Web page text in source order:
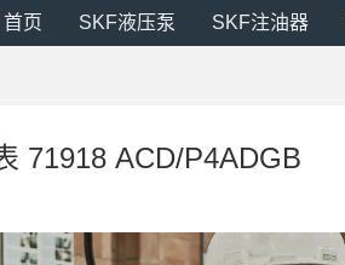
首页 SKF液压泵 SKF注油器
71918 ACD/P4ADGB